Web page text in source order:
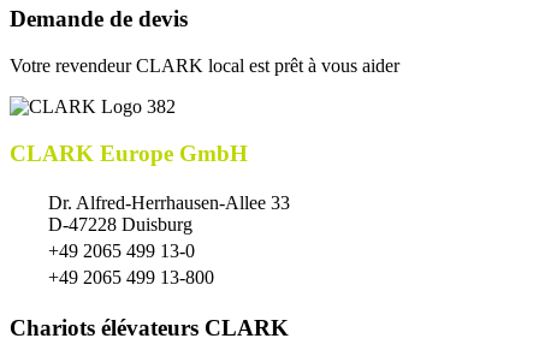
Demande de devis
Votre revendeur CLARK local est prêt à vous aider
CLARK Europe GmbH
Dr. Alfred-Herrhausen-Allee 33
D-47228 Duisburg
+49 2065 499 13-0
+49 2065 499 13-800
Chariots élévateurs CLARK